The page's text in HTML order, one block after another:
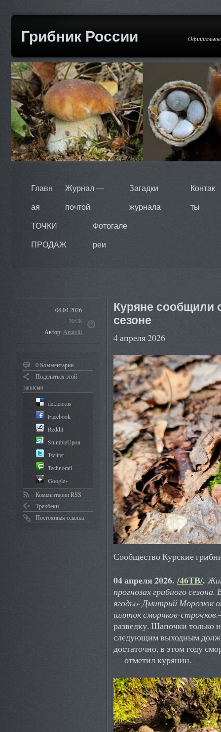
Грибник России
Главн
ая
Журнал —
почтой
Загадки
журнала
Контак
ты
ТОЧКИ
ПРОДАЖ
Фотогале
реи
04.04.2026
20:28
Автор:Anatolii
0 Комментарии
Поделиться этой
записью
del.icio.us
Facebook
Reddit
StumbleUpon
Twitter
Technorati
Google+
Комментарии RSS
Трекбеки
Постоянная ссылка
Куряне сообщили
сезоне
4 апреля 2026
Сообщество Курские
04 апреля 2026./46ТВ/.
прогнозах грибного
ягоды» Дмитрий Морозюк
шляпок сморчков-строчков.
разведку. Шапочки только
следующим выходным
достаточно, в этом году
— отметил курянин.